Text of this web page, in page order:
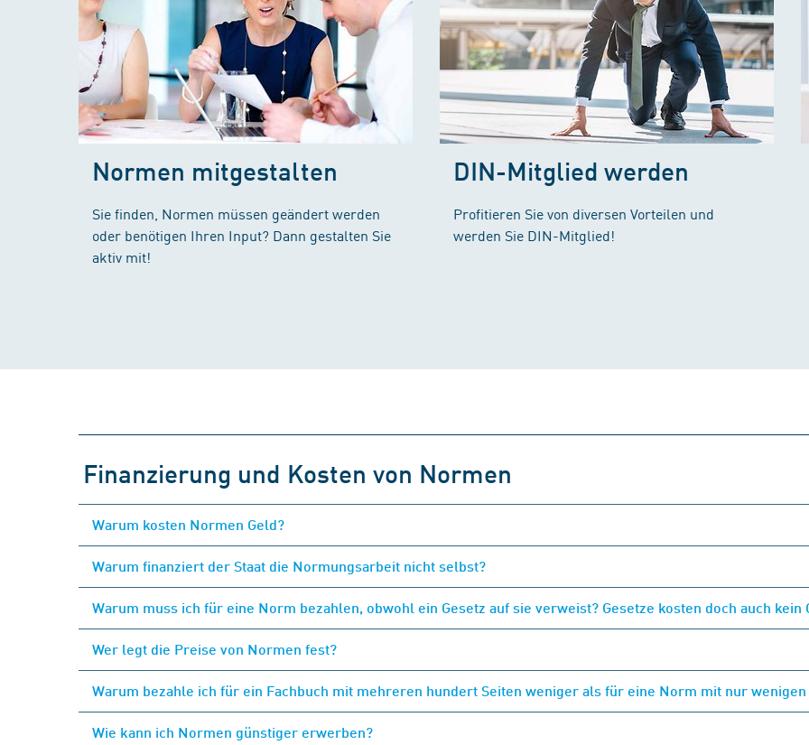
Normen mitgestalten
Sie finden, Normen müssen geändert werden
oder benötigen Ihren Input? Dann gestalten Sie
aktiv mit!
DIN-Mitglied werden
Profitieren Sie von diversen Vorteilen und
werden Sie DIN-Mitglied!
Finanzierung und Kosten von Normen
Warum kosten Normen Geld?
Warum finanziert der Staat die Normungsarbeit nicht selbst?
Warum muss ich für eine Norm bezahlen, obwohl ein Gesetz auf sie verweist? Gesetze kosten doch auch kein
Wer legt die Preise von Normen fest?
Warum bezahle ich für ein Fachbuch mit mehreren hundert Seiten weniger als für eine Norm mit nur wenigen
Wie kann ich Normen günstiger erwerben?